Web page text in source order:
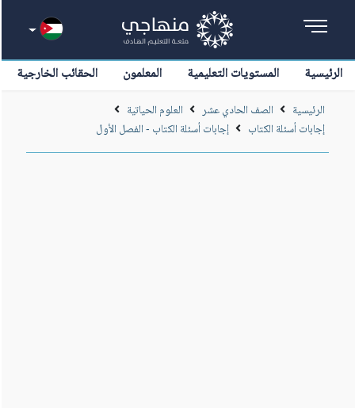
الرئيسية المستويات التعليمية المعلمون الحقائب الخارجية
الرئيسية الصف الحادي عشر
العلوم الحياتية
إجابات أسئلة الكتاب
إجابات أسئلة الكتاب - الفصل الأول